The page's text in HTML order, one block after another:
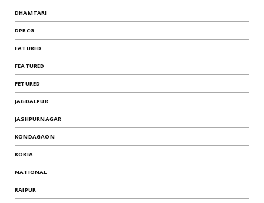
DHAMTARI
DPRCG
EATURED
FEATURED
FETURED
JAGDALPUR
JASHPURNAGAR
KONDAGAON
KORIA
NATIONAL
RAIPUR